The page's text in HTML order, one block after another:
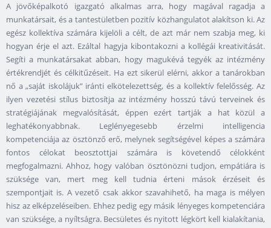
A jövőképalkotó igazgató alkalmas arra, hogy magával ragadja a
munkatársait, és a tantestületben pozitív közhangulatot alakítson ki. Az
egész kollektíva számára kijelöli a célt, de azt már nem szabja meg, ki
hogyan érje el azt. Ezáltal hagyja kibontakozni a kollégái kreativitását.
Segíti a munkatársakat abban, hogy magukévá tegyék az intézmény
értékrendjét és célkitűzéseit. Ha ezt sikerül elérni, akkor a tanárokban
nő a „saját iskolájuk” iránti elkötelezettség, és a kollektív felelősség. Az
ilyen vezetési stílus biztosítja az intézmény hosszú távú terveinek és
stratégiájának megvalósítását, éppen ezért tartják a hat közül a
leghatékonyabbnak. Leglényegesebb érzelmi intelligencia
kompetenciája az ösztönző erő, melynek segítségével képes a számára
fontos célokat beosztottjai számára is követendő célokként
megfogalmazni. Ahhoz, hogy valóban ösztönözni tudjon, empátiára is
szüksége van, mert meg kell tudnia érteni mások érzéseit és
szempontjait is. A vezető csak akkor szavahihető, ha maga is mélyen
hisz az elképzeléseiben. Ehhez pedig egy másik lényeges kompetenciára
van szüksége, a nyíltságra. Becsületes és nyitott légkört kell kialakítania,